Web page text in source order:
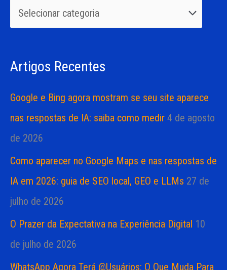
i
a
r
o
sArtigos Recentes
Google e Bing agora mostram se seu site aparece
nas respostas de IA: saiba como medir 4 de agosto
de 2026
Como aparecer no Google Maps e nas respostas de
IA em 2026: guia de SEO local, GEO e LLMs 27 de
julho de 2026
O Prazer da Expectativa na Experiência Digital 10
de julho de 2026
WhatsApp Agora Terá @Usuários: O Que Muda Para